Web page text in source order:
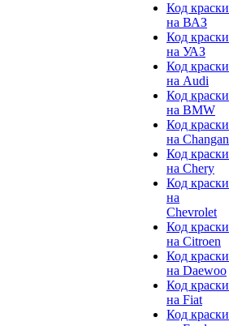
Код краски
на ВАЗ
Код краски
на УАЗ
Код краски
на Audi
Код краски
на BMW
Код краски
на Changan
Код краски
на Chery
Код краски
на
Chevrolet
Код краски
на Citroen
Код краски
на Daewoo
Код краски
на Fiat
Код краски